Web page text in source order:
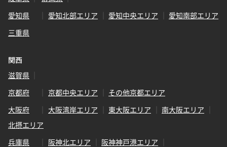
愛知県
愛知北部エリア 愛知中央エリア
愛知南部エリア
三重県
関西
滋賀県
京都府
京都中央エリア
その他京都エリア
大阪府
大阪湾岸エリア 東大阪エリア
南大阪エリア
北摂エリア
兵庫県
阪神北エリア
阪神神戸港エリア